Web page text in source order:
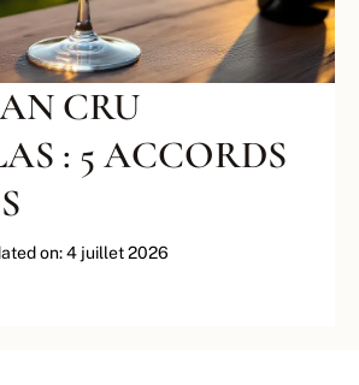
CRU
: 5 ACCORDS
on:4 juillet 2026